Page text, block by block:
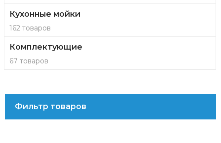
Кухонные мойки
162 товаров
Комплектующие
67 товаров
Фильтр товаров